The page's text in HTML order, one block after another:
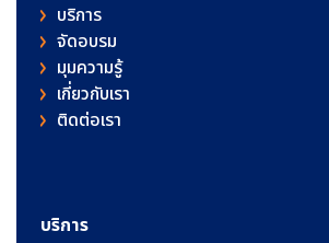
บริการ
จัดอบรม
มุมความรู้
เกี่ยวกับเรา
ติดต่อเรา
บริการ